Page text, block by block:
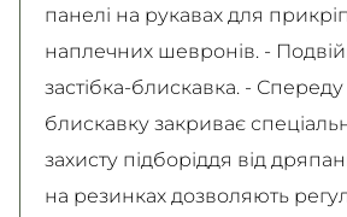
панелі на рукавах для
наплечних шевронів. -
застібка-блискавка. -
блискавку закриває
захисту підборіддя від
на резинках дозволяють